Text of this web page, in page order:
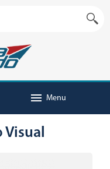
menu Menu
Visual